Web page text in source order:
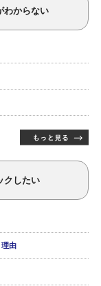
わからない
クしたい
由